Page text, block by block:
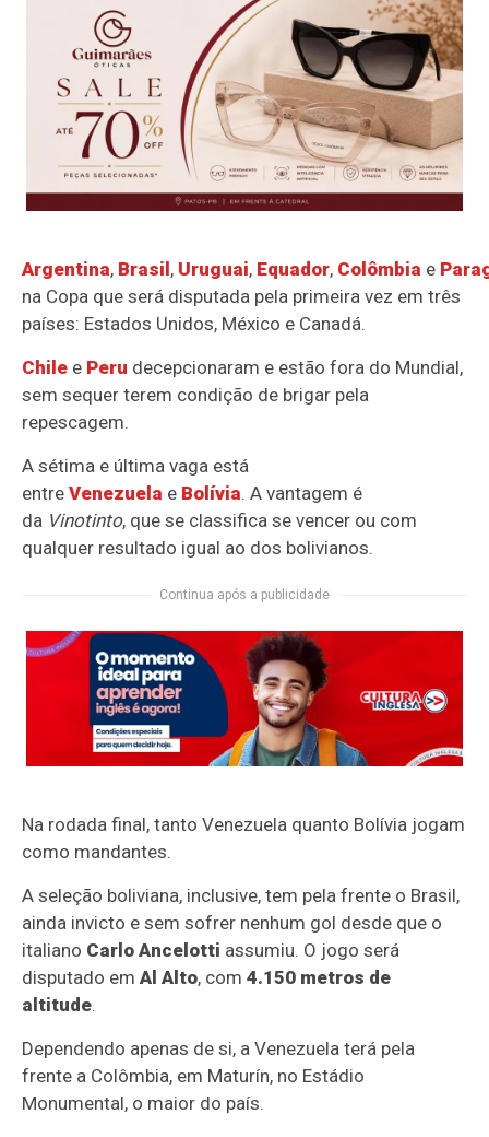
Argentina, Brasil , Uruguai, Equador, Colômbia e
na Copa que será disputada pela primeira vez em três
países: Estados Unidos, México e Canadá.
Chile e Peru decepcionaram e estão fora do Mundial,
sem sequer terem condição de brigar pela
repescagem.
A sétima e última vaga está
entreVenezuela e Bolívia. A vantagem é
da Vinotinto, que se classifica se vencer ou com
qualquer resultado igual ao dos bolivianos.
Continua após a publicidade
Na rodada final, tanto Venezuela quanto Bolívia jogam
como mandantes.
A seleção boliviana, inclusive, tem pela frente o Brasil,
ainda invicto e sem sofrer nenhum gol desde que o
italiano Carlo Ancelotti assumiu. O jogo será
disputado emAl Alto, com4.150 metros de
altitude.
Dependendo apenas de si, a Venezuela terá pela
frente a Colômbia, em Maturín, no Estádio
Monumental, o maior do país.